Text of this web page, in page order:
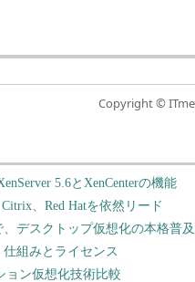
Copyright ©
5.6とXenCenterの機能
、Red Hatを依然リード
、デスクトップ仮想化の本格普
組みとライセンス
ョン仮想化技術比較